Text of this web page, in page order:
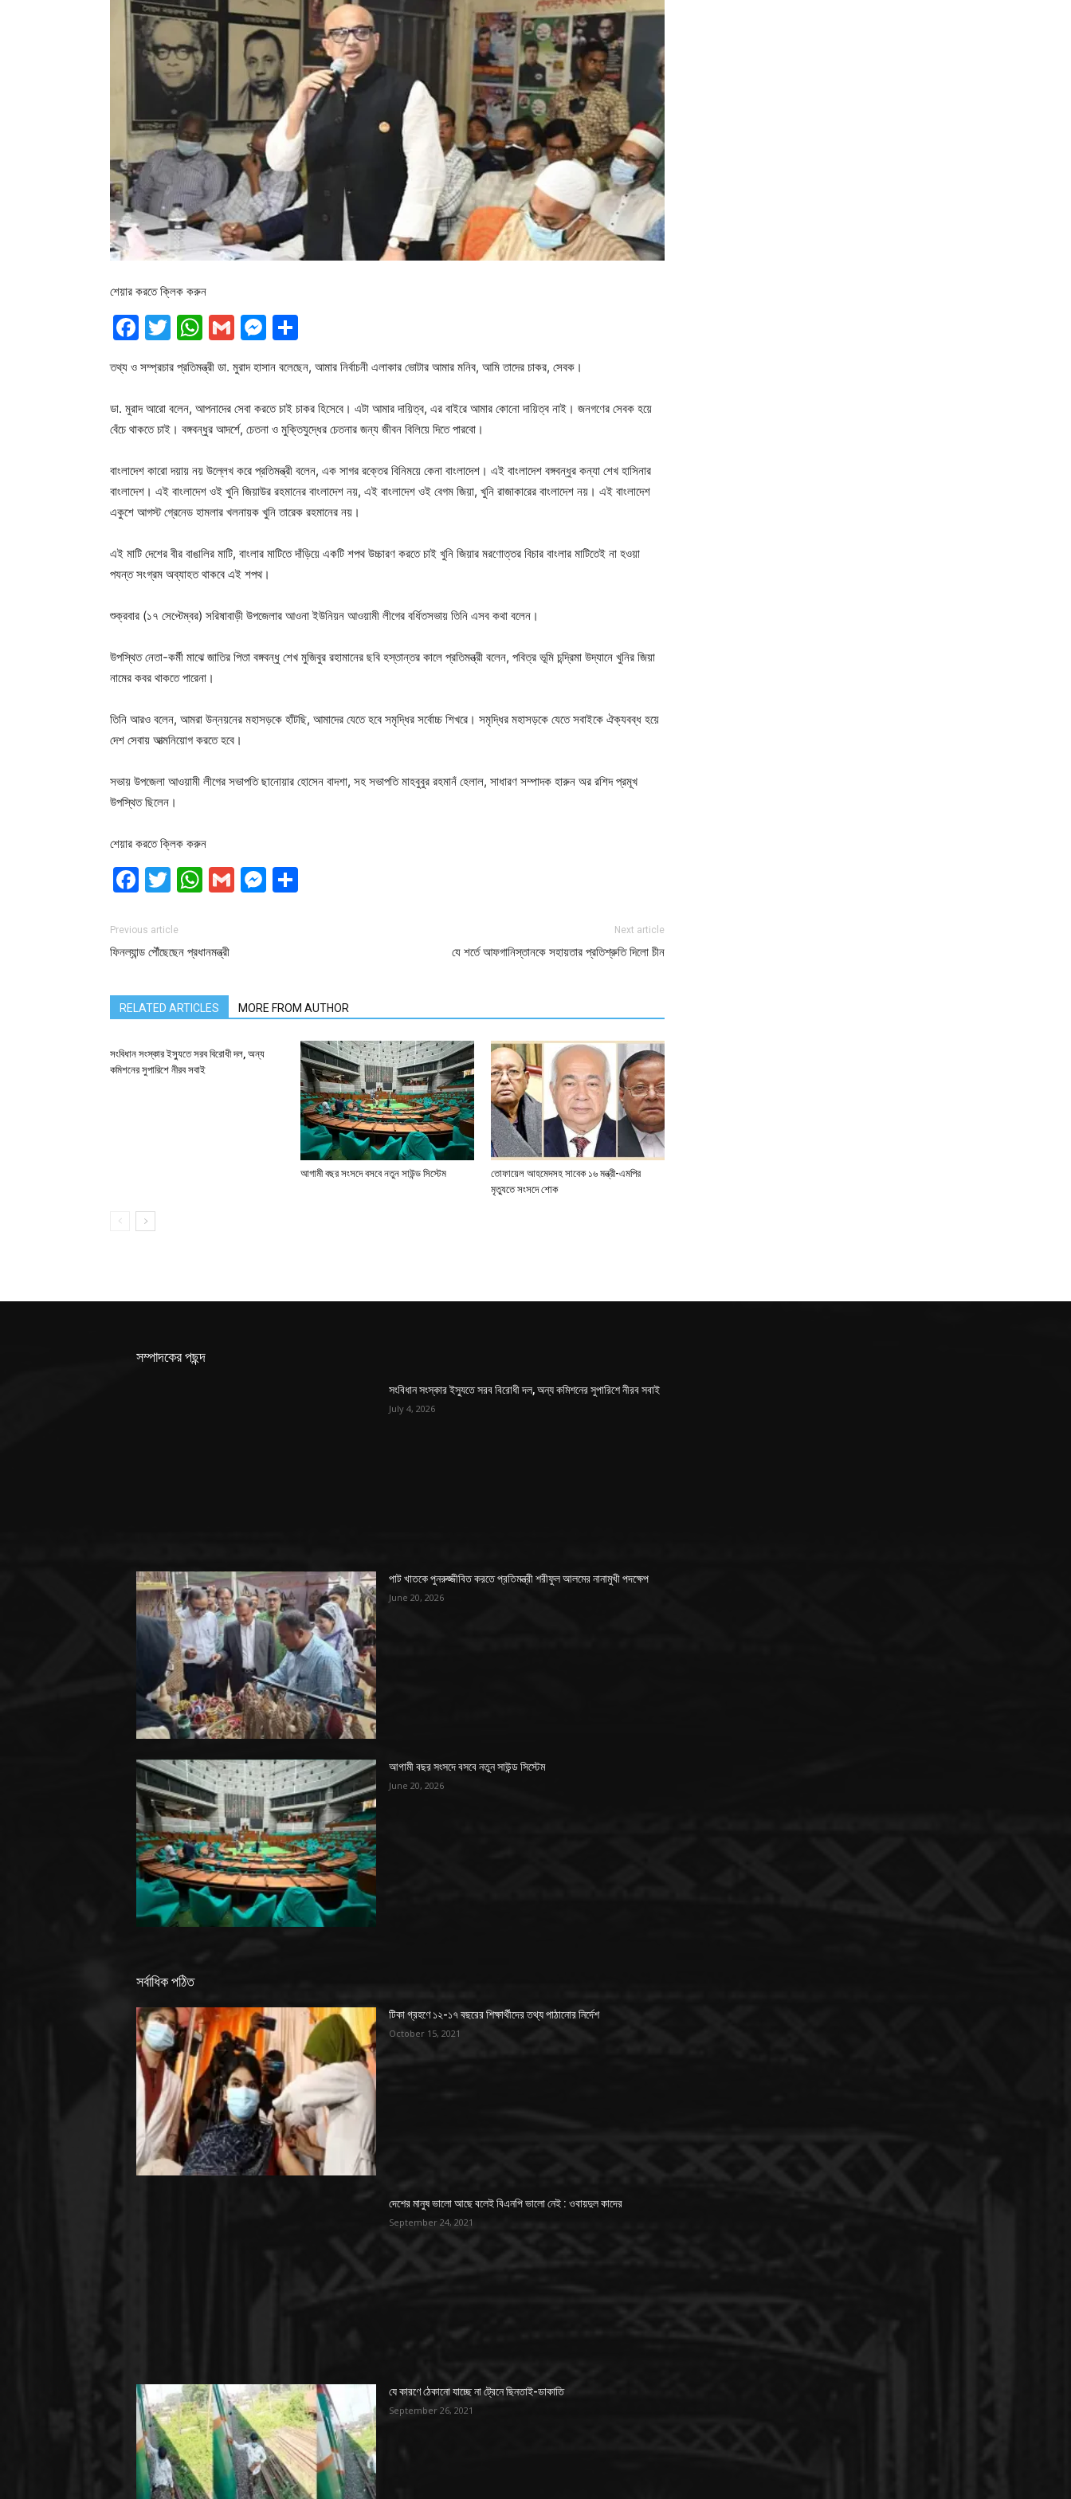
শেয়ার করতে ক্লিক করুন
Facebook
Twitter
WhatsApp
GmailMessenger
তথ্য ও সম্প্রচার প্রতিমন্ত্রী ডা. মুরাদ হাসান বলেছেন, আমার নির্বাচনী এলাকার ভোটার আমার মনিব, আমি তাদের চাকর, সেবক।
ডা. মুরাদ আরো বলেন, আপনাদের সেবা করতে চাই চাকর হিসেবে। এটা আমার দায়িত্ব, এর বাইরে আমার কোনো দায়িত্ব নাই। জনগণের সেবক হয়ে
বেঁচে থাকতে চাই। বঙ্গবন্ধুর আদর্শে, চেতনা ও মুক্তিযুদ্ধের চেতনার জন্য জীবন বিলিয়ে দিতে পারবো।
বাংলাদেশ কারো দয়ায় নয় উল্লেখ করে প্রতিমন্ত্রী বলেন, এক সাগর রক্তের বিনিময়ে কেনা বাংলাদেশ। এই বাংলাদেশ বঙ্গবন্ধুর কন্যা শেখ হাসিনার
বাংলাদেশ। এই বাংলাদেশ ওই খুনি জিয়াউর রহমানের বাংলাদেশ নয়, এই বাংলাদেশ ওই বেগম জিয়া, খুনি রাজাকারের বাংলাদেশ নয়। এই বাংলাদেশ
একুশে আগস্ট গ্রেনেড হামলার খলনায়ক খুনি তারেক রহমানের নয়।
এই মাটি দেশের বীর বাঙালির মাটি, বাংলার মাটিতে দাঁড়িয়ে একটি শপথ উচ্চারণ করতে চাই খুনি জিয়ার মরণোত্তর বিচার বাংলার মাটিতেই না হওয়া
পযন্ত সংগ্রম অব্যাহত থাকবে এই শপথ।
শুক্রবার (১৭ সেপ্টেম্বর) সরিষাবাড়ী উপজেলার আওনা ইউনিয়ন আওয়ামী লীগের বর্ধিতসভায় তিনি এসব কথা বলেন।
উপস্থিত নেতা-কর্মী মাঝে জাতির পিতা বঙ্গবন্ধু শেখ মুজিবুর রহামানের ছবি হস্তান্তর কালে প্রতিমন্ত্রী বলেন, পবিত্র ভূমি চন্দ্রিমা উদ্যানে খুনির জিয়া
নামের কবর থাকতে পারেনা।
তিনি আরও বলেন, আমরা উন্নয়নের মহাসড়কে হাঁটছি, আমাদের যেতে হবে সমৃদ্ধির সর্বোচ্চ শিখরে। সমৃদ্ধির মহাসড়কে যেতে সবাইকে ঐক্যবব্ধ হয়ে
দেশ সেবায় আত্মনিয়োগ করতে হবে।
সভায় উপজেলা আওয়ামী লীগের সভাপতি ছানোয়ার হোসেন বাদশা, সহ সভাপতি মাহবুবুর রহমানঁ হেলাল, সাধারণ সম্পাদক হারুন অর রশিদ প্রমূখ
উপস্থিত ছিলেন।
শেয়ার করতে ক্লিক করুন
Facebook
Twitter
WhatsApp
GmailMessenger
Previous article
ফিনল্যান্ড পৌঁছেছেন প্রধানমন্ত্রী
Next article
যে শর্তে আফগানিস্তানকে সহায়তার প্রতিশ্রুতি দিলো চীন
RELATED ARTICLES MORE FROM AUTHOR
সংবিধান সংস্কার ইস্যুতে সরব বিরোধী দল, অন্য
কমিশনের সুপারিশে নীরব সবাই
আগামী বছর সংসদে বসবে নতুন সাউন্ড সিস্টেম
তোফায়েল আহমেদসহ সাবেক ১৬ মন্ত্রী-এমপির
মৃত্যুতে সংসদে শোক
সম্পাদকের পছন্দ
সংবিধান সংস্কার ইস্যুতে সরব বিরোধী দল, অন্য কমিশনের সুপারিশে নীরব সবাই
July 4, 2026
পাট খাতকে পুনরুজ্জীবিত করতে প্রতিমন্ত্রী শরীফুল আলমের নানামুখী পদক্ষেপ
June 20, 2026
আগামী বছর সংসদে বসবে নতুন সাউন্ড সিস্টেম
June 20, 2026
সর্বাধিক পঠিত
টিকা গ্রহণে ১২-১৭ বছরের শিক্ষার্থীদের তথ্য পাঠানোর নির্দেশ
October 15, 2021
দেশের মানুষ ভালো আছে বলেই বিএনপি ভালো নেই : ওবায়দুল কাদের
September 24, 2021
যে কারণে ঠেকানো যাচ্ছে না ট্রেনে ছিনতাই-ডাকাতি
September 26, 2021